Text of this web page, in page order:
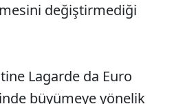
değiştirmediği
Lagarde da Euro
büyümeye yönelik